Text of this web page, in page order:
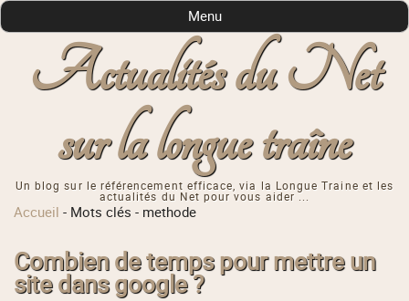
Actualités du Net
sur la longue traîne
Un blog sur le référencement efficace, via la Longue Traine et les
actualités du Net pour vous aider ...
Menu
Accueil - Mots clés - methode
Combien de temps pour mettre un
site dans google ?